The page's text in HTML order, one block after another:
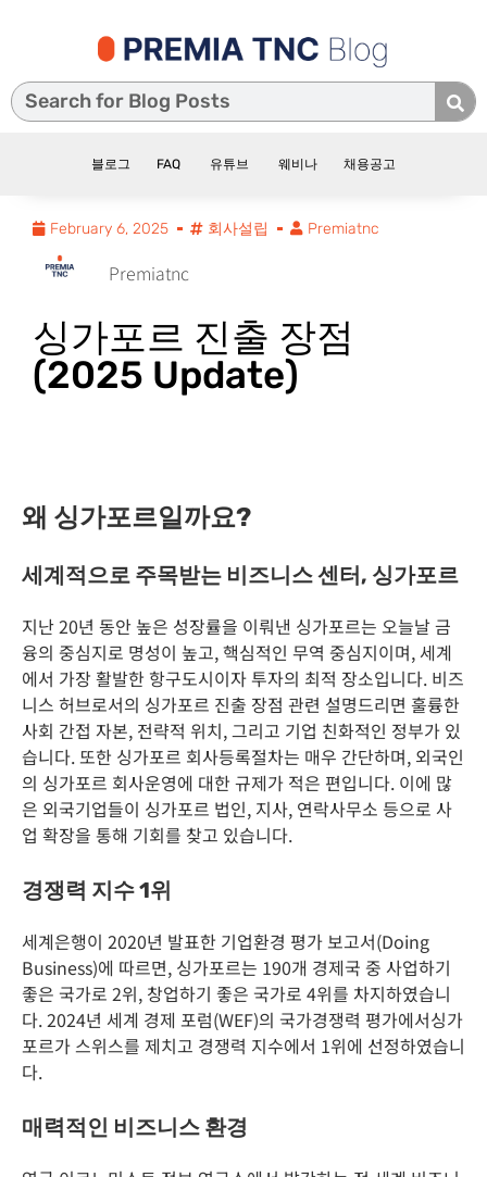
블로그 FAQ 유튜브 웨비나 채용공고
February 6, 2025 회사설립 Premiatnc
Premiatnc
싱가포르 진출 장점
(2025 Update)
왜 싱가포르일까요?
세계적으로 주목받는 비즈니스 센터, 싱가포르
지난 20년 동안 높은 성장률을 이뤄낸 싱가포르는 오늘날 금
융의 중심지로 명성이 높고, 핵심적인 무역 중심지이며, 세계
에서 가장 활발한 항구도시이자 투자의 최적 장소입니다. 비즈
니스 허브로서의 싱가포르 진출 장점 관련 설명드리면 훌륭한
사회 간접 자본, 전략적 위치, 그리고 기업 친화적인 정부가 있
습니다. 또한 싱가포르 회사등록절차는 매우 간단하며, 외국인
의 싱가포르 회사운영에 대한 규제가 적은 편입니다. 이에 많
은 외국기업들이 싱가포르 법인, 지사, 연락사무소 등으로 사
업 확장을 통해 기회를 찾고 있습니다.
경쟁력 지수 1위
세계은행이 2020년 발표한 기업환경 평가 보고서(Doing
Business)에 따르면, 싱가포르는 190개 경제국 중 사업하기
좋은 국가로 2위, 창업하기 좋은 국가로 4위를 차지하였습니
다. 2024년 세계 경제 포럼(WEF)의 국가경쟁력 평가에서싱가
포르가 스위스를 제치고 경쟁력 지수에서 1위에 선정하였습니
다.
매력적인 비즈니스 환경